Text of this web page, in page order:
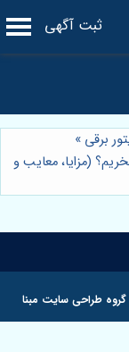
ثبت آگهی
برقی »
(مزایا، معایب و
گروه طراحی سایت مبنا